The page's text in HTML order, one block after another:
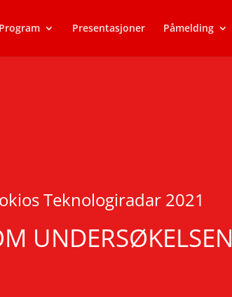
Program Presentasjoner Påmelding
Teknologiradar 2021
UNDERSØKELSEN